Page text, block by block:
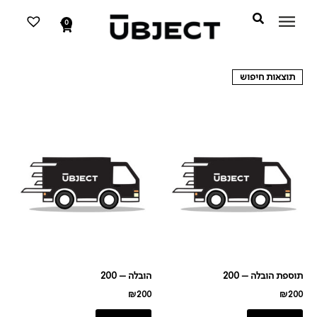
לתוכן
0
עגלת
קניות
תוצאות חיפוש
תוספת הובלה – 200
₪200
הובלה – 200
₪200